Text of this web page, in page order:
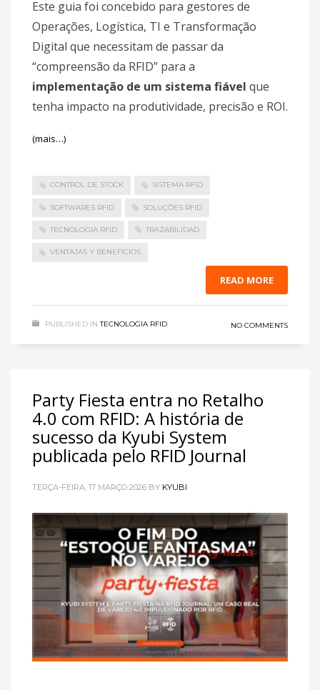
Este guia foi concebido para gestores de
Operações, Logística, TI e Transformação
Digital que necessitam de passar da
“compreensão da RFID” para a
implementação de um sistema fiável que
tenha impacto na produtividade, precisão e ROI.
(mais…)
CONTROL DE STOCK SISTEMA RFID
SOFTWARES RFID SOLUÇÕES RFID
TECNOLOGIA RFID TRAZABILIDAD
VENTAJAS Y BENEFICIOS
READ MORE
PUBLISHED IN TECNOLOGIA RFID NO COMMENTS
Party Fiesta entra no Retalho
4.0 com RFID: A história de
sucesso da Kyubi System
publicada pelo RFID Journal
TERÇA-FEIRA, 17 MARÇO 2026 BY KYUBI